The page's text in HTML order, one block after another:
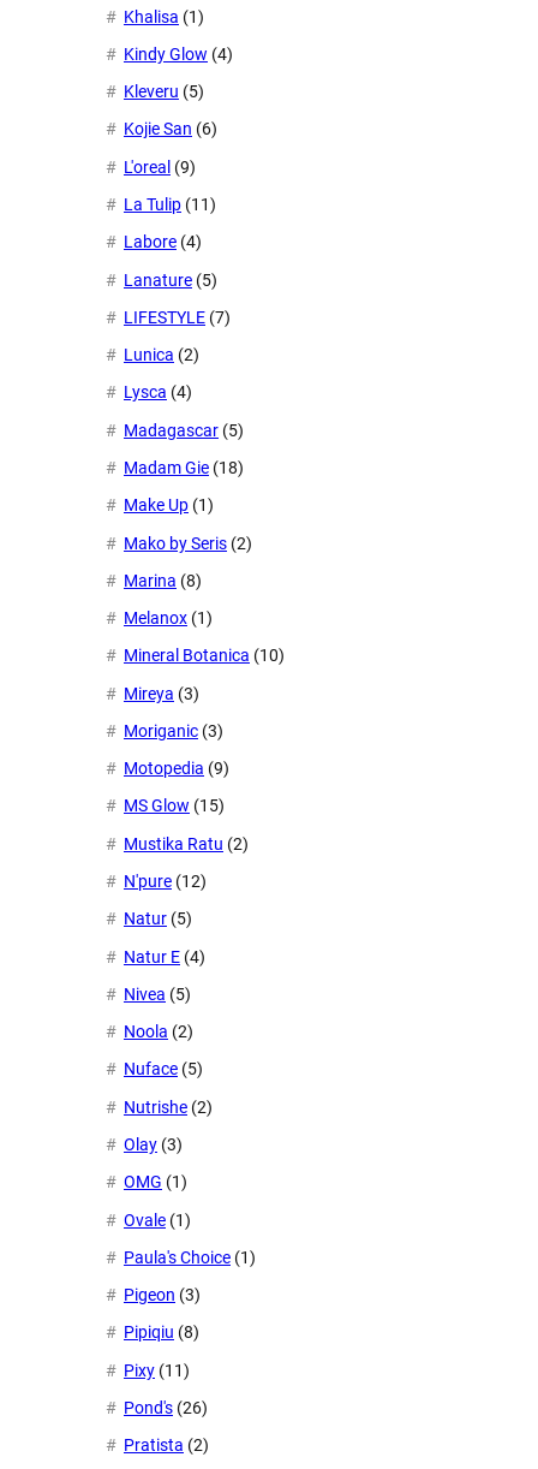
Khalisa (1)
Kindy Glow (4)
Kleveru (5)
Kojie San (6)
L'oreal (9)
La Tulip (11)
Labore (4)
Lanature (5)
LIFESTYLE (7)
Lunica (2)
Lysca (4)
Madagascar (5)
Madam Gie (18)
Make Up (1)
Mako by Seris (2)
Marina (8)
Melanox (1)
Mineral Botanica (10)
Mireya (3)
Moriganic (3)
Motopedia (9)
MS Glow (15)
Mustika Ratu (2)
N'pure (12)
Natur (5)
Natur E (4)
Nivea (5)
Noola (2)
Nuface (5)
Nutrishe (2)
Olay (3)
OMG (1)
Ovale (1)
Paula's Choice (1)
Pigeon (3)
Pipiqiu (8)
Pixy (11)
Pond's (26)
Pratista (2)